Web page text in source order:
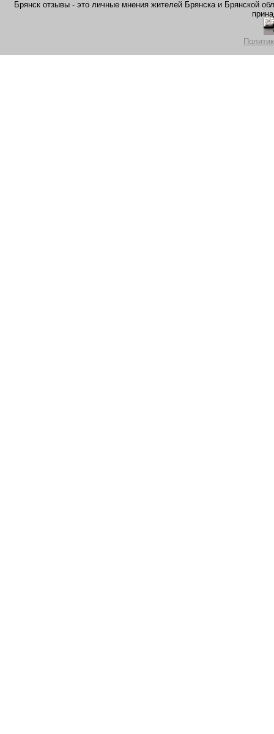
Брянск отзывы - это личные мнения жителей Брянска и Брянской